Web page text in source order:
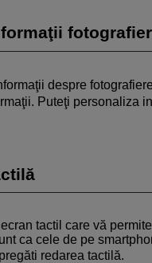
despre
Puteţi personaliza
tactil care vă
ca cele de pe
redarea tactilă.